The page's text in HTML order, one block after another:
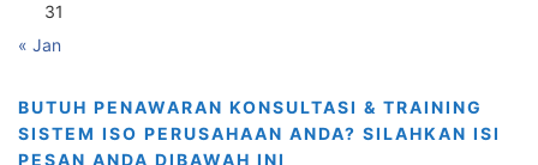
31
« Jan
BUTUH PENAWARAN KONSULTASI & TRAINING
SISTEM ISO PERUSAHAAN ANDA? SILAHKAN ISI
PESAN ANDA DIBAWAH INI